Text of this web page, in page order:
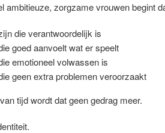
ambitieuze, zorgzame vrouwen begint
die verantwoordelijk is
goed aanvoelt wat er speelt
emotioneel volwassen is
geen extra problemen veroorzaakt
tijd wordt dat geen gedrag meer.